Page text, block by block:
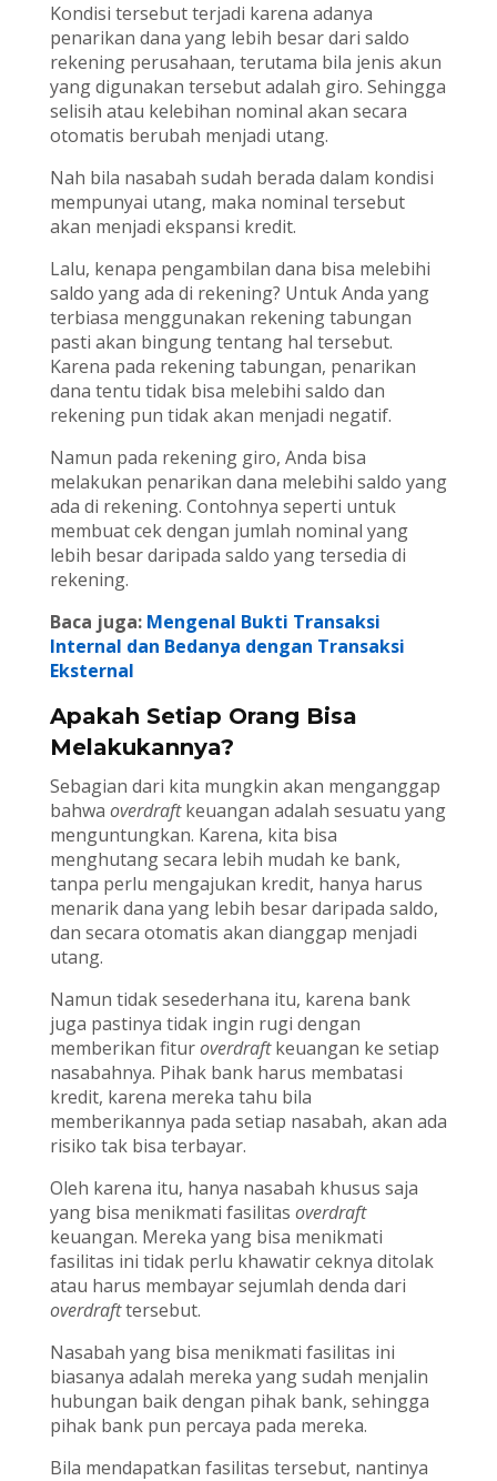
Kondisi tersebut terjadi karena adanya
penarikan dana yang lebih besar dari saldo
rekening perusahaan, terutama bila jenis akun
yang digunakan tersebut adalah giro. Sehingga
selisih atau kelebihan nominal akan secara
otomatis berubah menjadi utang.
Nah bila nasabah sudah berada dalam kondisi
mempunyai utang, maka nominal tersebut
akan menjadi ekspansi kredit.
Lalu, kenapa pengambilan dana bisa melebihi
saldo yang ada di rekening? Untuk Anda yang
terbiasa menggunakan rekening tabungan
pasti akan bingung tentang hal tersebut.
Karena pada rekening tabungan, penarikan
dana tentu tidak bisa melebihi saldo dan
rekening pun tidak akan menjadi negatif.
Namun pada rekening giro, Anda bisa
melakukan penarikan dana melebihi saldo yang
ada di rekening. Contohnya seperti untuk
membuat cek dengan jumlah nominal yang
lebih besar daripada saldo yang tersedia di
rekening.
Baca juga: Mengenal Bukti Transaksi
Internal dan Bedanya dengan Transaksi
Eksternal
Apakah Setiap Orang Bisa
Melakukannya?
Sebagian dari kita mungkin akan menganggap
bahwa overdraftkeuangan adalah sesuatu yang
menguntungkan. Karena, kita bisa
menghutang secara lebih mudah ke bank,
tanpa perlu mengajukan kredit, hanya harus
menarik dana yang lebih besar daripada saldo,
dan secara otomatis akan dianggap menjadi
utang.
Namun tidak sesederhana itu, karena bank
juga pastinya tidak ingin rugi dengan
memberikan fituroverdraftkeuangan ke setiap
nasabahnya. Pihak bank harus membatasi
kredit, karena mereka tahu bila
memberikannya pada setiap nasabah, akan ada
risiko tak bisa terbayar.
Oleh karena itu, hanya nasabah khusus saja
yang bisa menikmati fasilitas overdraft
keuangan. Mereka yang bisa menikmati
fasilitas ini tidak perlu khawatir ceknya ditolak
atau harus membayar sejumlah denda dari
overdrafttersebut.
Nasabah yang bisa menikmati fasilitas ini
biasanya adalah mereka yang sudah menjalin
hubungan baik dengan pihak bank, sehingga
pihak bank pun percaya pada mereka.
Bila mendapatkan fasilitas tersebut, nantinya